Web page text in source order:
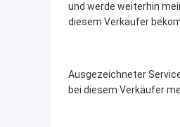
und werde weiterhin
diesem Verkäufer
Ausgezeichneter
bei diesem Verkäufer